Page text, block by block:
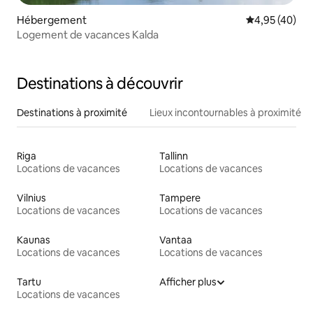
Hébergement Évaluation
4,95 (40)
Logement de vacances Kalda
Destinations à découvrir
Destinations à proximité Lieux incontournables à proximité
Riga
Locations de vacances
Tallinn
Locations de vacances
Vilnius
Locations de vacances
Tampere
Locations de vacances
Kaunas
Locations de vacances
Vantaa
Locations de vacances
Tartu
Locations de vacances
Afficher plus